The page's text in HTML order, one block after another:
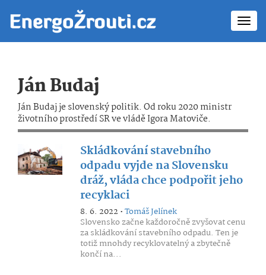
Ján Budaj
Ján Budaj je slovenský politik. Od roku 2020 ministr
životního prostředí SR ve vládě Igora Matoviče.
Skládkování stavebního
odpadu vyjde na Slovensku
dráž, vláda chce podpořit jeho
recyklaci
8. 6. 2022 •Tomáš Jelínek
Slovensko začne každoročně zvyšovat cenu
za skládkování stavebního odpadu. Ten je
totiž mnohdy recyklovatelný a zbytečně
končí na...